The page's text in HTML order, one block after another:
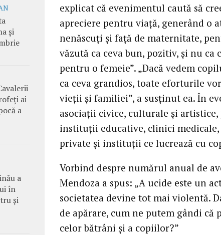
explicat că evenimentul caută să
apreciere pentru viaţă, generând o
nenăscuţi şi faţă de maternitate,
văzută ca ceva bun, pozitiv, şi nu
pentru o femeie”. „Dacă vedem
ca ceva grandios, toate eforturile
vieţii şi familiei”, a susţinut ea. În
asociaţii civice, culturale şi
instituţii educative, clinici
private şi instituţii ce lucrează cu
Vorbind despre numărul anual de
Mendoza a spus: „A ucide este un
societatea devine tot mai violentă.
de apărare, cum ne putem gândi că
celor bătrâni şi a copiilor?”
și
ai
a
a
în
și